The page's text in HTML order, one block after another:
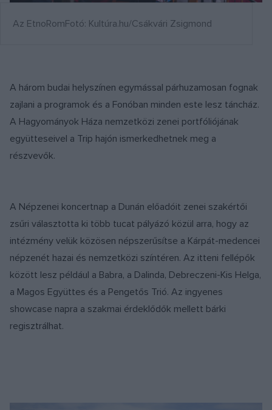
Az EtnoRomFotó: Kultúra.hu/Csákvári Zsigmond
A három budai helyszínen egymással párhuzamosan fognak
zajlani a programok és a Fonóban minden este lesz táncház.
A Hagyományok Háza nemzetközi zenei portfóliójának
együtteseivel a Trip hajón ismerkedhetnek meg a
részvevők.
A Népzenei koncertnap a Dunán előadóit zenei szakértői
zsűri választotta ki több tucat pályázó közül arra, hogy az
intézmény velük közösen népszerűsítse a Kárpát-medencei
népzenét hazai és nemzetközi színtéren. Az itteni fellépők
között lesz például a Babra, a Dalinda, Debreczeni-Kis Helga,
a Magos Együttes és a Pengetős Trió. Az ingyenes
showcase napra a szakmai érdeklődők mellett bárki
regisztrálhat.